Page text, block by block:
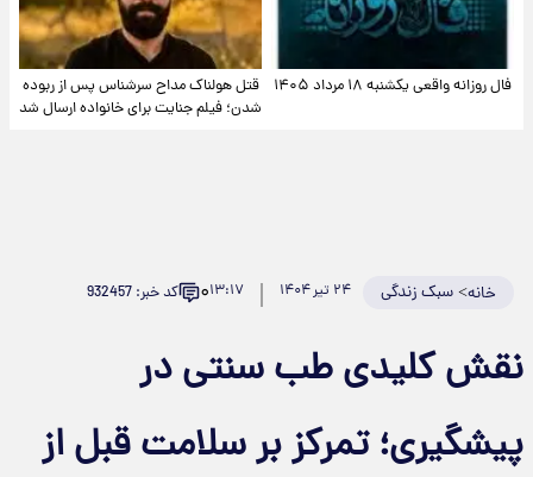
فال روزانه واقعی یکشنبه ۱۸ مرداد ۱۴۰۵
قتل هولناک مداح سرشناس پس از ربوده
شدن؛ فیلم جنایت برای خانواده ارسال شد
خانه>سبک زندگی ۲۴ تیر ۱۴۰۴ ۱۳:۱۷۰ کد خبر: 932457
نقش کلیدی طب سنتی در
پیشگیری؛ تمرکز بر سلامت قبل از